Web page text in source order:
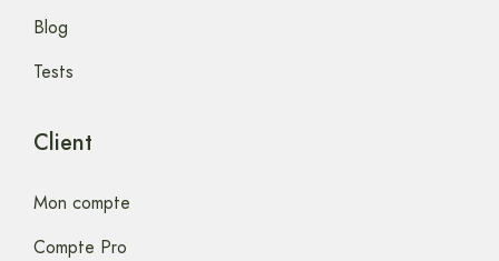
Blog
Tests
Client
Mon compte
Compte Pro